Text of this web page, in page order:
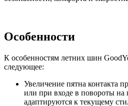
Особенности
К особенностям летних шин
следующее:
Увеличение пятна контакта
или при входе в повороты
адаптируются к текущему